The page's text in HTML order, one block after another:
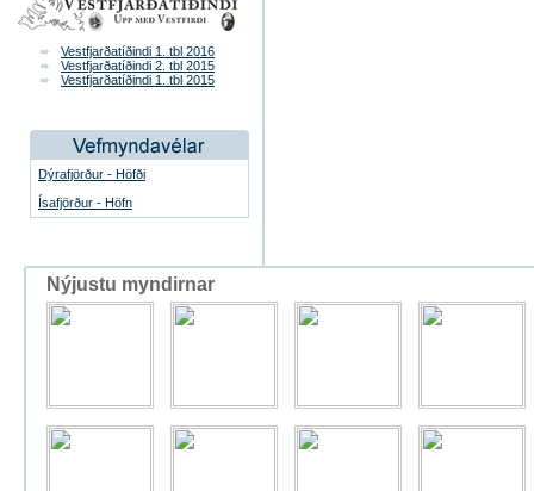
Vestfjarðatíðindi 1. tbl 2016
Vestfjarðatíðindi 2. tbl 2015
Vestfjarðatíðindi 1. tbl 2015
Dýrafjörður - Höfði
Ísafjörður - Höfn
Nýjustu myndirnar